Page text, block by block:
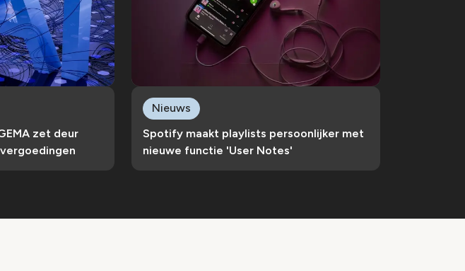
zet deur
Spotify maakt playlists persoonlijker met
nieuwe functie 'User Notes'
Nieuws